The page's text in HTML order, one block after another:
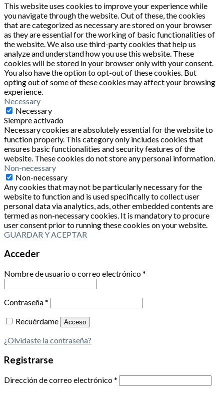
This website uses cookies to improve your experience while
you navigate through the website. Out of these, the cookies
that are categorized as necessary are stored on your browser
as they are essential for the working of basic functionalities of
the website. We also use third-party cookies that help us
analyze and understand how you use this website. These
cookies will be stored in your browser only with your consent.
You also have the option to opt-out of these cookies. But
opting out of some of these cookies may affect your browsing
experience.
Necessary
Necessary
Siempre activado
Necessary cookies are absolutely essential for the website to
function properly. This category only includes cookies that
ensures basic functionalities and security features of the
website. These cookies do not store any personal information.
Non-necessary
Non-necessary
Any cookies that may not be particularly necessary for the
website to function and is used specifically to collect user
personal data via analytics, ads, other embedded contents are
termed as non-necessary cookies. It is mandatory to procure
user consent prior to running these cookies on your website.
GUARDAR Y ACEPTAR
Acceder
Nombre de usuario o correo electrónico*
Contraseña*
Recuérdame
Acceso
¿Olvidaste la contraseña?
Registrarse
Dirección de correo electrónico*